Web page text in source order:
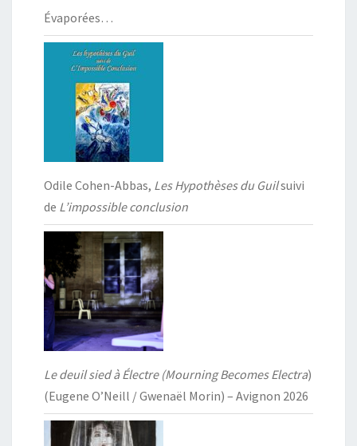
Évaporées…
Odile Cohen-Abbas, Les Hypothèses du Guilsuivi
de L’impossible conclusion
Le deuil sied à Électre (Mourning Becomes Electra)
(Eugene O’Neill / Gwenaël Morin) – Avignon 2026